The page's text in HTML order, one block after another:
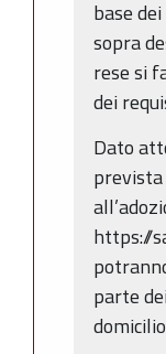
base
sopra
rese si
dei
Dato
https://
parte